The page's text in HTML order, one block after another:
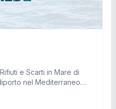
e Scarti in Mare di
nel Mediterraneo…